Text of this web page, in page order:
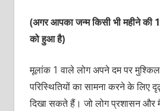
(अगर आपका जन्म किसी भी महीने की
को हुआ है)
मूलांक 1 वाले लोग अपने दम पर
परिस्थितियों का सामना करने के
दिखा सकते हैं। जो लोग प्रशासन और